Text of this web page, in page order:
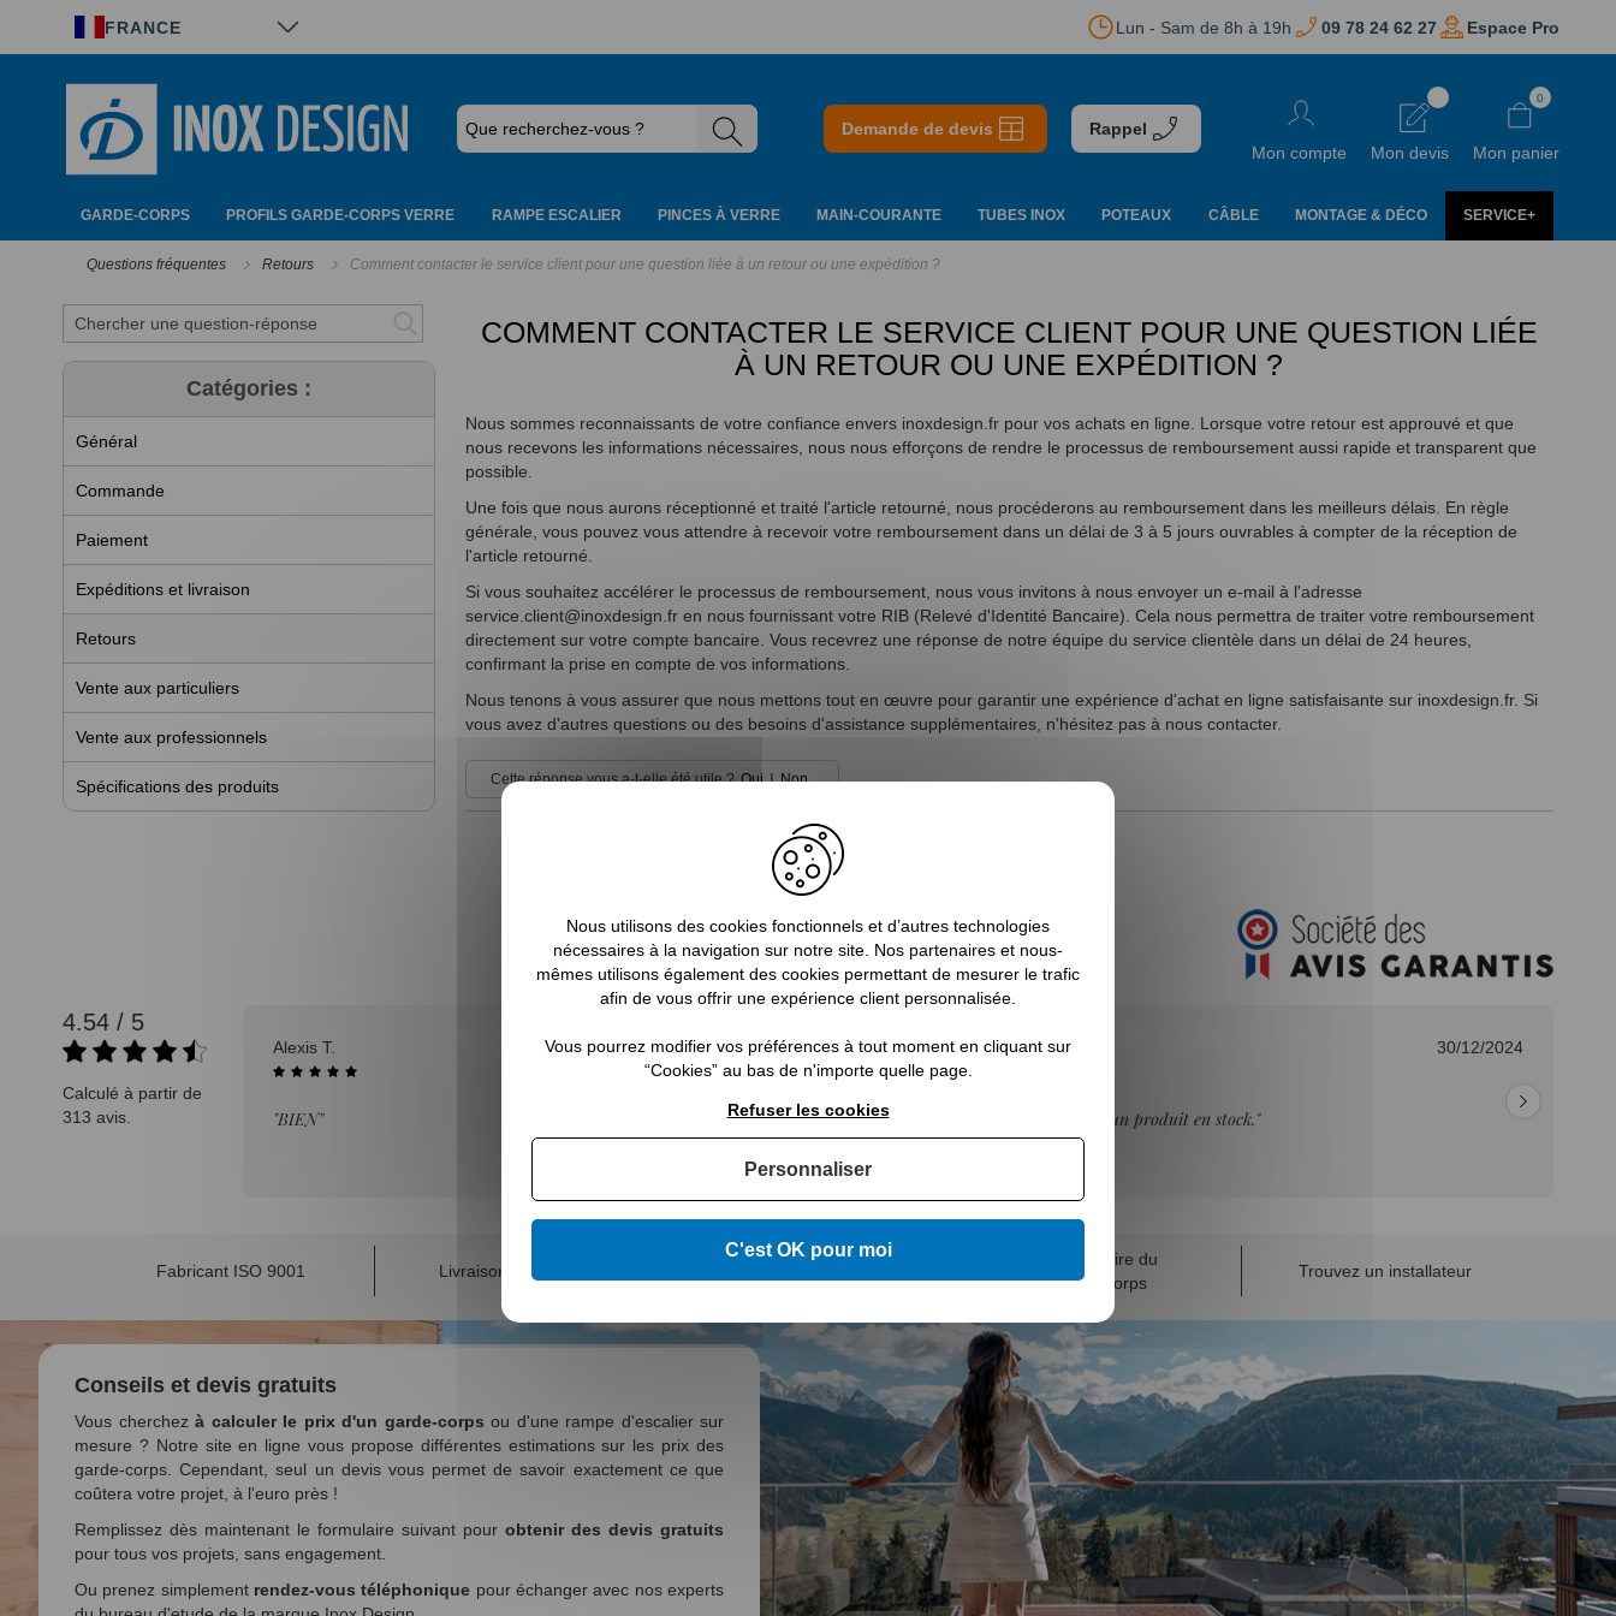
FRANCE Lun - Sam de 8h à 19h 09 78 24 62 27 Espace Pro
Demande de devis
Rappel
Mon compte
Mon devis Mon panier
0
GARDE-CORPS PROFILS GARDE-CORPS VERRE RAMPE ESCALIER PINCES À VERRE MAIN-COURANTE TUBES INOX POTEAUX CÂBLE MONTAGE & DÉCO SERVICE+
Questions fréquentes Retours Comment contacter le service client pour une question liée à un retour ou une expédition ?
COMMENT CONTACTER LE SERVICE CLIENT POUR UNE QUESTION LIÉE
À UN RETOUR OU UNE EXPÉDITION ?
Nous sommes reconnaissants de votre confiance envers inoxdesign.fr pour vos achats en ligne. Lorsque votre retour est approuvé et que
nous recevons les informations nécessaires, nous nous efforçons de rendre le processus de remboursement aussi rapide et transparent que
possible.
Une fois que nous aurons réceptionné et traité l'article retourné, nous procéderons au remboursement dans les meilleurs délais. En règle
générale, vous pouvez vous attendre à recevoir votre remboursement dans un délai de 3 à 5 jours ouvrables à compter de la réception de
l'article retourné.
Si vous souhaitez accélérer le processus de remboursement, nous vous invitons à nous envoyer un e-mail à l'adresse
service.client@inoxdesign.fren nous fournissant votre RIB (Relevé d'Identité Bancaire). Cela nous permettra de traiter votre remboursement
directement sur votre compte bancaire. Vous recevrez une réponse de notre équipe du service clientèle dans un délai de 24 heures,
confirmant la prise en compte de vos informations.
Nous tenons à vous assurer que nous mettons tout en œuvre pour garantir une expérience d'achat en ligne satisfaisante sur inoxdesign.fr. Si
vous avez d'autres questions ou des besoins d'assistance supplémentaires, n'hésitez pas à nous contacter.
Cette réponse vous a-t-elle été utile ? Oui | Non
Catégories :
Général
Commande
Paiement
Expéditions et livraison
Retours
Vente aux particuliers
Vente aux professionnels
Spécifications des produits
4.54 / 5
Calculé à partir de
313 avis.
08/08/2025 Alexis T. 31/12/2024
"BIEN"
Jean-pierre H. 30/12/2024
"Délai trop long pour un produit en stock."
Fabricant ISO 9001 Livraison sur mesure
L’Abécédaire du
Garde-Corps
Trouvez un installateur
Conseils et devis gratuits
Vous cherchez à calculer le prix d'un garde-corps ou d'une rampe d'escalier sur
mesure ? Notre site en ligne vous propose différentes estimations sur les prix des
garde-corps. Cependant, seul un devis vous permet de savoir exactement ce que
coûtera votre projet, à l'euro près !
Remplissez dès maintenant le formulaire suivant pour obtenir des devis gratuits
pour tous vos projets, sans engagement.
Ou prenez simplement rendez-vous téléphonique pour échanger avec nos experts
Panneau de gestion des cookies
Nous utilisons des cookies fonctionnels et d’autres technologies
nécessaires à la navigation sur notre site. Nos partenaires et nous-
mêmes utilisons également des cookies permettant de mesurer le trafic
afin de vous offrir une expérience client personnalisée.
Vous pourrez modifier vos préférences à tout moment en cliquant sur
“Cookies” au bas de n'importe quelle page.
C'est OK pour moi
Refuser les cookies
Personnaliser